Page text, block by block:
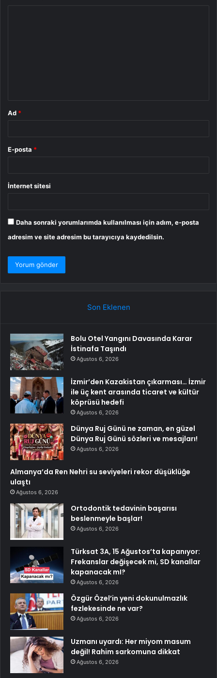
Ad *
E-posta *
İnternet sitesi
Daha sonraki yorumlarımda kullanılması için adım, e-posta
adresim ve site adresim bu tarayıcıya kaydedilsin.
Son Eklenen
Bolu Otel Yangını Davasında Karar
İstinafa Taşındı
Ağustos 6, 2026
İzmir’den Kazakistan çıkarması… İzmir
ile üç kent arasında ticaret ve kültür
köprüsü hedefi
Ağustos 6, 2026
Dünya Ruj Günü ne zaman, en güzel
Dünya Ruj Günü sözleri ve mesajları!
Ağustos 6, 2026
Almanya’da Ren Nehri su seviyeleri rekor düşüklüğe
ulaştı
Ağustos 6, 2026
Ortodontik tedavinin başarısı
beslenmeyle başlar!
Ağustos 6, 2026
Türksat 3A, 15 Ağustos’ta kapanıyor:
Frekanslar değişecek mi, SD kanallar
kapanacak mI?
Ağustos 6, 2026
Özgür Özel’in yeni dokunulmazlık
fezlekesinde ne var?
Ağustos 6, 2026
Uzmanı uyardı: Her miyom masum
değil! Rahim sarkomuna dikkat
Ağustos 6, 2026